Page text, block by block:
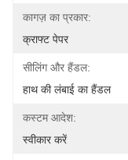
कागज़ का प्रकार:
क्राफ्ट पेपर
सीलिंग और हैंडल:
हाथ की लंबाई का हैंडल
कस्टम आदेश:
स्वीकार करें